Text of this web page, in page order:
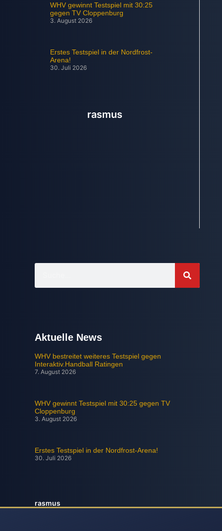
WHV gewinnt Testspiel mit 30:25
gegen TV Cloppenburg
3. August 2026
Erstes Testspiel in der Nordfrost-
Arena!
30. Juli 2026
rasmus
Aktuelle News
WHV bestreitet weiteres Testspiel gegen
Interaktiv.Handball Ratingen
7. August 2026
WHV gewinnt Testspiel mit 30:25 gegen TV
Cloppenburg
3. August 2026
Erstes Testspiel in der Nordfrost-Arena!
30. Juli 2026
rasmus